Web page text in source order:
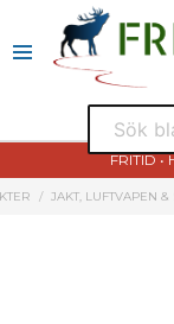
FRITID •
JAKT, LUFTVAPEN &